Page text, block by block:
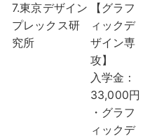
7.東京デザイン
プレックス研
究所
【グラフ
ィックデ
ザイン専
攻】
入学金：
33,000円
・グラフ
ィックデ